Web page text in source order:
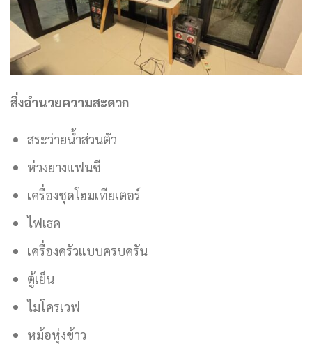
สิ่งอำนวยความสะดวก
สระว่ายน้ำส่วนตัว
ห่วงยางแฟนซี
เครื่องชุดโฮมเทียเตอร์
ไฟเธค
เครื่องครัวแบบครบครัน
ตู้เย็น
ไมโครเวฟ
หม้อหุ่งข้าว